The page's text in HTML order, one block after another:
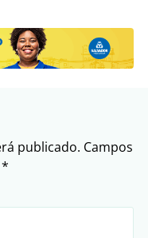
publicado. Campos
*